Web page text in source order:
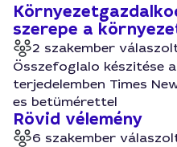
szerepe a
2 szakember
Összefoglalo készitése
terjedelemben Times
es betümérettel
Rövid vélemény
6 szakember